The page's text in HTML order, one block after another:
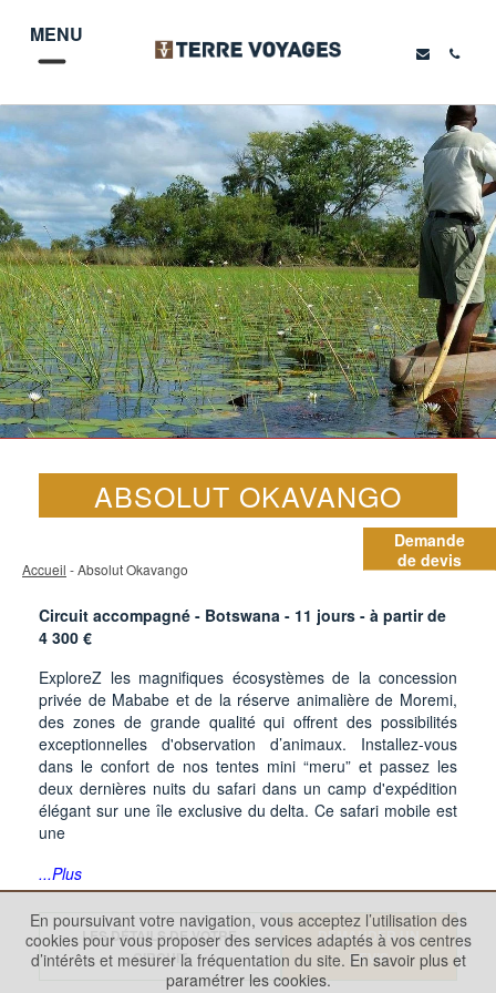
MENU
Demande
de devis
ABSOLUT OKAVANGO
Accueil - Absolut Okavango
Circuit accompagné - Botswana - 11 jours - à partir de
4 300 €
ExploreZ les magnifiques écosystèmes de la concession
privée de Mababe et de la réserve animalière de Moremi,
des zones de grande qualité qui offrent des possibilités
exceptionnelles d'observation d’animaux. Installez-vous
dans le confort de nos tentes mini “meru” et passez les
deux dernières nuits du safari dans un camp d'expédition
élégant sur une île exclusive du delta. Ce safari mobile est
une
...Plus
LES DÉTAILS DE VOTRE
CIRCUIT
DEMANDER UN
DEVIS
En poursuivant votre navigation, vous acceptez l’utilisation des
cookies pour vous proposer des services adaptés à vos centres
d’intérêts et mesurer la fréquentation du site. En savoir plus et
paramétrer les cookies.